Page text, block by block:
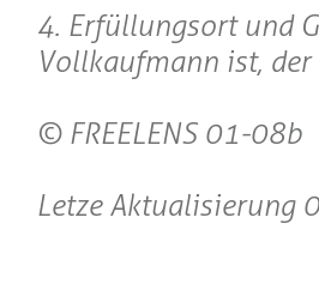
4. Erfüllungsort und
Vollkaufmann ist,
© FREELENS 01-08b
Letze Aktualisierung